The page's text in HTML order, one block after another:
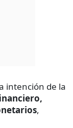
intención de la
,